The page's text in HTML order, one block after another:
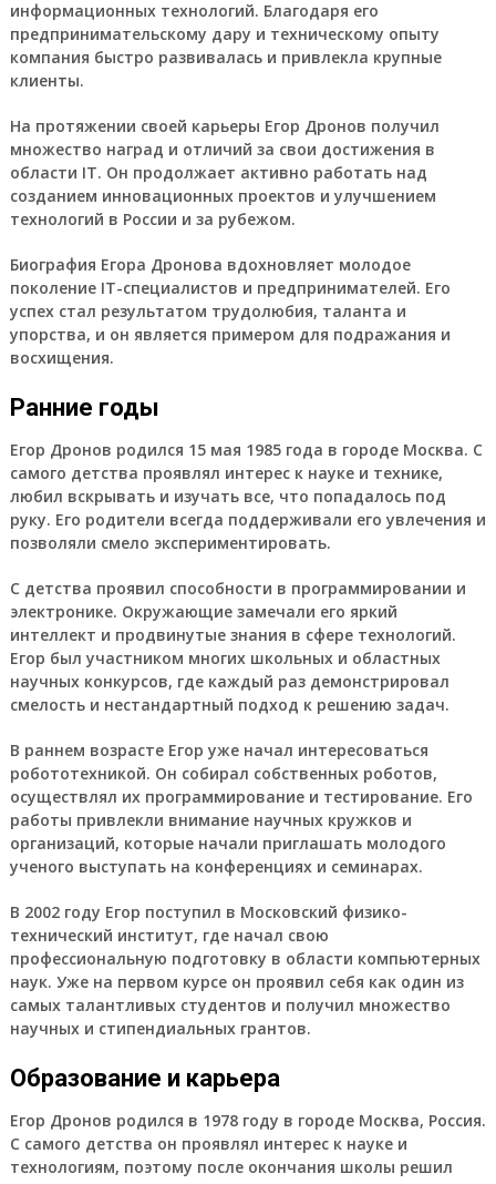
информационных технологий. Благодаря его
предпринимательскому дару и техническому опыту
компания быстро развивалась и привлекла крупные
клиенты.
На протяжении своей карьеры Егор Дронов получил
множество наград и отличий за свои достижения в
области IT. Он продолжает активно работать над
созданием инновационных проектов и улучшением
технологий в России и за рубежом.
Биография Егора Дронова вдохновляет молодое
поколение IT-специалистов и предпринимателей. Его
успех стал результатом трудолюбия, таланта и
упорства, и он является примером для подражания и
восхищения.
Ранние годы
Егор Дронов родился 15 мая 1985 года в городе Москва. С
самого детства проявлял интерес к науке и технике,
любил вскрывать и изучать все, что попадалось под
руку. Его родители всегда поддерживали его увлечения и
позволяли смело экспериментировать.
С детства проявил способности в программировании и
электронике. Окружающие замечали его яркий
интеллект и продвинутые знания в сфере технологий.
Егор был участником многих школьных и областных
научных конкурсов, где каждый раз демонстрировал
смелость и нестандартный подход к решению задач.
В раннем возрасте Егор уже начал интересоваться
робототехникой. Он собирал собственных роботов,
осуществлял их программирование и тестирование. Его
работы привлекли внимание научных кружков и
организаций, которые начали приглашать молодого
ученого выступать на конференциях и семинарах.
В 2002 году Егор поступил в Московский физико-
технический институт, где начал свою
профессиональную подготовку в области компьютерных
наук. Уже на первом курсе он проявил себя как один из
самых талантливых студентов и получил множество
научных и стипендиальных грантов.
Образование и карьера
Егор Дронов родился в 1978 году в городе Москва, Россия.
С самого детства он проявлял интерес к науке и
технологиям, поэтому после окончания школы решил